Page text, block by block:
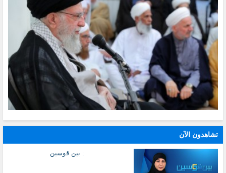
تشاهدون الآن
: بين قوسين